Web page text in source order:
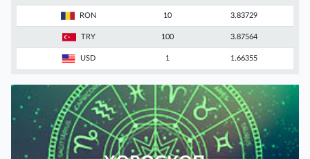
RON 10 3.83729
TRY 100 3.87564
USD 1 1.66355